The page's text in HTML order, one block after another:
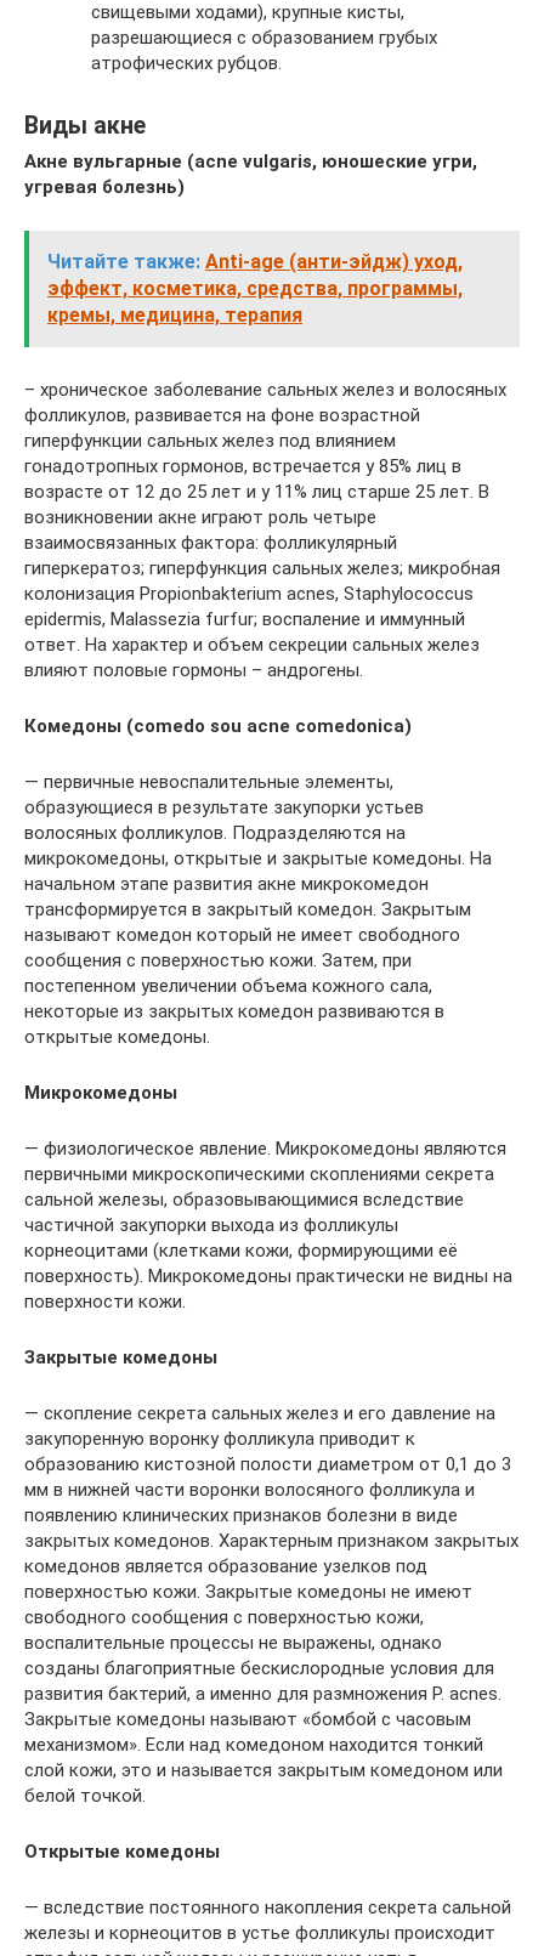
свищевыми ходами), крупные кисты,
разрешающиеся с образованием грубых
атрофических рубцов.
Виды акне
Акне вульгарные (acne vulgaris, юношеские угри,
угревая болезнь)
Читайте также: Anti-age (анти-эйдж) уход,
эффект, косметика, средства, программы,
кремы, медицина, терапия
– хроническое заболевание сальных желез и волосяных
фолликулов, развивается на фоне возрастной
гиперфункции сальных желез под влиянием
гонадотропных гормонов, встречается у 85% лиц в
возрасте от 12 до 25 лет и у 11% лиц старше 25 лет. В
возникновении акне играют роль четыре
взаимосвязанных фактора: фолликулярный
гиперкератоз; гиперфункция сальных желез; микробная
колонизация Propionbakterium acnes, Staphylococcus
epidermis, Malassezia furfur; воспаление и иммунный
ответ. На характер и объем секреции сальных желез
влияют половые гормоны – андрогены.
Комедоны (comedo sou acne comedonica)
— первичные невоспалительные элементы,
образующиеся в результате закупорки устьев
волосяных фолликулов. Подразделяются на
микрокомедоны, открытые и закрытые комедоны. На
начальном этапе развития акне микрокомедон
трансформируется в закрытый комедон. Закрытым
называют комедон который не имеет свободного
сообщения с поверхностью кожи. Затем, при
постепенном увеличении объема кожного сала,
некоторые из закрытых комедон развиваются в
открытые комедоны.
Микрокомедоны
— физиологическое явление. Микрокомедоны являются
первичными микроскопическими скоплениями секрета
сальной железы, образовывающимися вследствие
частичной закупорки выхода из фолликулы
корнеоцитами (клетками кожи, формирующими её
поверхность). Микрокомедоны практически не видны на
поверхности кожи.
Закрытые комедоны
— скопление секрета сальных желез и его давление на
закупоренную воронку фолликула приводит к
образованию кистозной полости диаметром от 0,1 до 3
мм в нижней части воронки волосяного фолликула и
появлению клинических признаков болезни в виде
закрытых комедонов. Характерным признаком закрытых
комедонов является образование узелков под
поверхностью кожи. Закрытые комедоны не имеют
свободного сообщения с поверхностью кожи,
воспалительные процессы не выражены, однако
созданы благоприятные бескислородные условия для
развития бактерий, а именно для размножения P. acnes.
Закрытые комедоны называют «бомбой с часовым
механизмом». Если над комедоном находится тонкий
слой кожи, это и называется закрытым комедоном или
белой точкой.
Открытые комедоны
— вследствие постоянного накопления секрета сальной
железы и корнеоцитов в устье фолликулы происходит